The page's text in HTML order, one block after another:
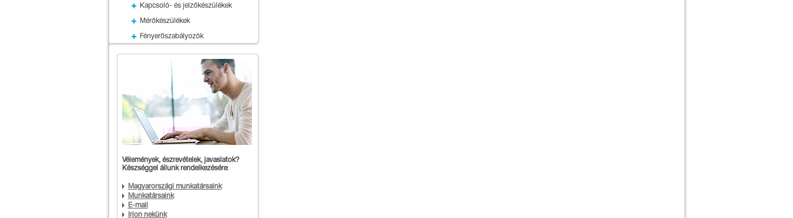
Kapcsoló- és jelzőkészülékek
Mérőkészülékek
Fényerőszabályozók
Vélemények, észrevételek, javaslatok?
Készséggel állunk rendelkezésére:
Magyarországi munkatársaink
Munkatársaink
E-mail
Írjon nekünk